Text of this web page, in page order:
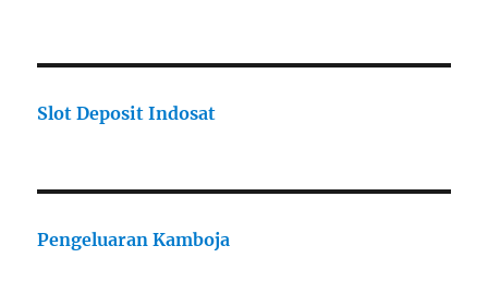
Slot Deposit Indosat
Pengeluaran Kamboja